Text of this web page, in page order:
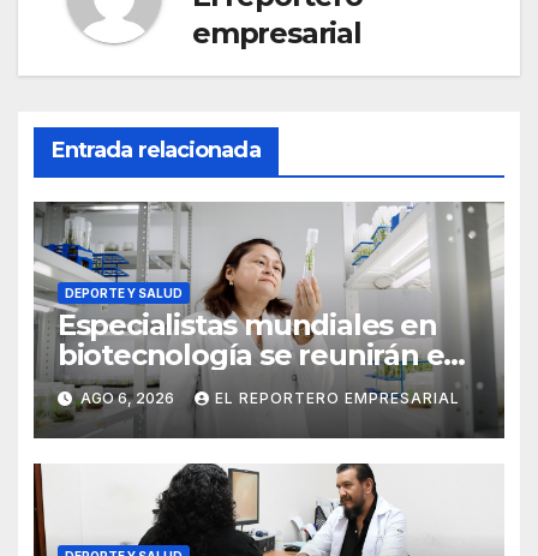
empresarial
Entrada relacionada
DEPORTE Y SALUD
Especialistas mundiales en
biotecnología se reunirán en
Yucatán
AGO 6, 2026 EL REPORTERO EMPRESARIAL